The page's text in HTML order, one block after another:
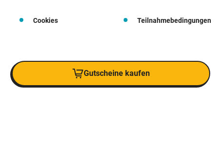
Cookies Teilnahmebedingungen
Gutscheine kaufen